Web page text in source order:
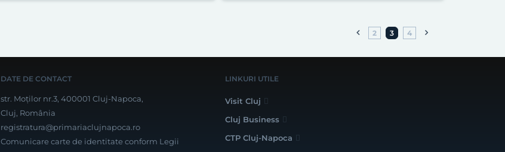
2 3 4
DATE DE CONTACT
str. Moților nr.3, 400001 Cluj-Napoca,
Cluj, România
registratura@primariaclujnapoca.ro
Comunicare carte de identitate conform Legii
LINKURI UTILE
Visit Cluj
Cluj Business
CTP Cluj-Napoca